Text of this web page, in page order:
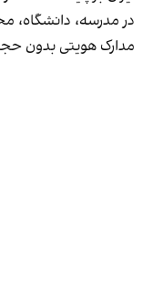
در مدرسه، دانشگاه،
مدارک هویتی بدون